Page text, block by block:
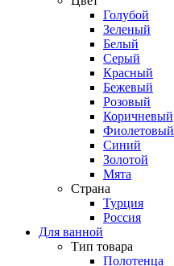
Голубой
Зеленый
Белый
Серый
Красный
Бежевый
Розовый
Коричневый
Фиолетовый
Синий
Золотой
Мята
Страна
Турция
Россия
Для ванной
Тип товара
Полотенца